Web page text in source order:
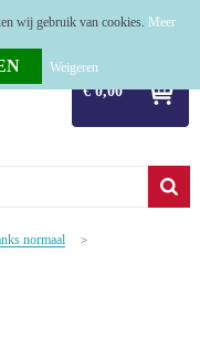
€ 0,00
normaal >
wij gebruik van cookies. Meer
Weigeren